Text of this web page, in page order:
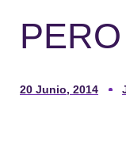
20 Junio, 2014